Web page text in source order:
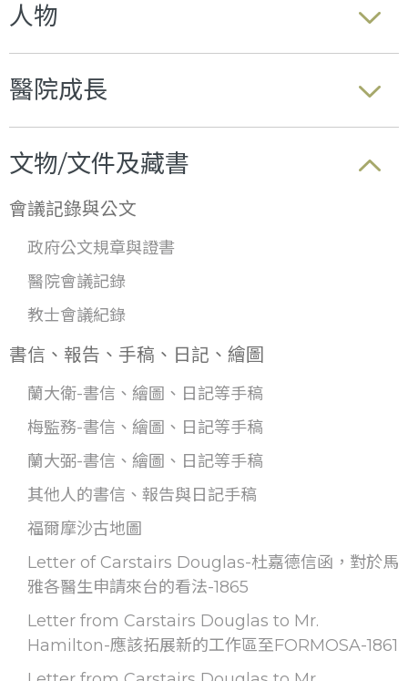
人物
醫院成長
文物/文件及藏書
會議記錄與公文
政府公文規章與證書
醫院會議記錄
教士會議紀錄
書信、報告、手稿、日記、繪圖
蘭大衛-書信、繪圖、日記等手稿
梅監務-書信、繪圖、日記等手稿
蘭大弼-書信、繪圖、日記等手稿
其他人的書信、報告與日記手稿
福爾摩沙古地圖
Letter of Carstairs Douglas-杜嘉德信函，對於馬
雅各醫生申請來台的看法-1865
Letter from Carstairs Douglas to Mr.
Hamilton-應該拓展新的工作區至FORMOSA-1861